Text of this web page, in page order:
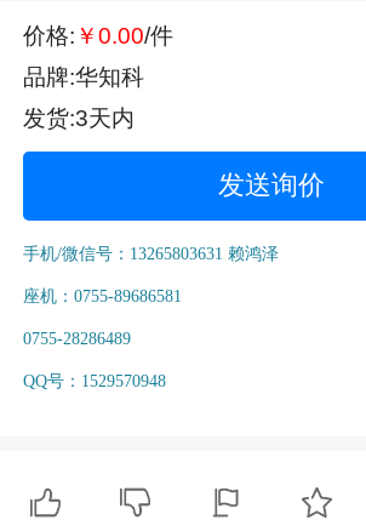
价格: ￥0.00/件
品牌:华知科
发货:3天内
发送询价
手机/微信号：13265803631 赖鸿泽
座机：0755-89686581
0755-28286489
QQ号：1529570948